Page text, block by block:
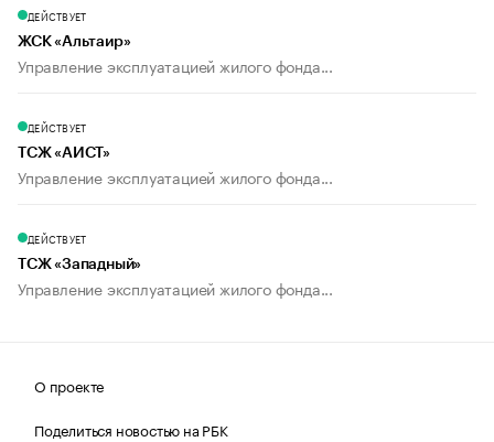
ДЕЙСТВУЕТ
ЖСК «Альтаир»
Управление эксплуатацией жилого фонда...
ДЕЙСТВУЕТ
ТСЖ «АИСТ»
Управление эксплуатацией жилого фонда...
ДЕЙСТВУЕТ
ТСЖ «Западный»
Управление эксплуатацией жилого фонда...
О проекте
Поделиться новостью на РБК